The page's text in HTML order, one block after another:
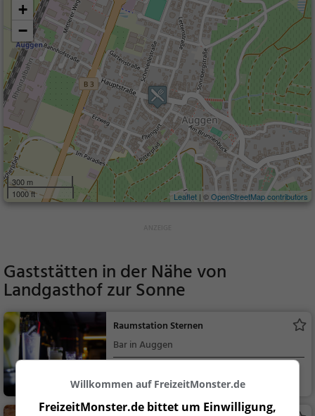
+
−
300 m
1000 ft
Leaflet | ©OpenStreetMap contributors
Gaststätten in der Nähe von
Landgasthof zur Sonne
Raumstation Sternen
Bar in Auggen
Auggen
Bar, Bier, Wein, Sn
acks / Getränke
Willkommen auf FreizeitMonster.de
FreizeitMonster.de bittet um Einwilligung,